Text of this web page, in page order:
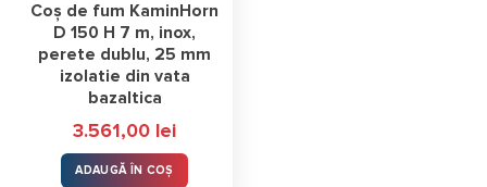
Coș de fum KaminHorn
D 150 H 7 m, inox,
perete dublu, 25 mm
izolatie din vata
bazaltica
3.561,00 lei
ADAUGĂ ÎN COȘ